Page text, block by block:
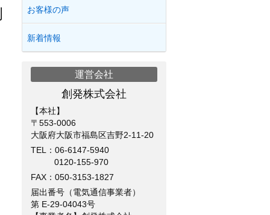
お客様の声
新着情報
運営会社
創発株式会社
【本社】
〒553-0006
大阪府大阪市福島区吉野2-11-20
TEL： 06-6147-5940
0120-155-970
FAX：050-3153-1827
届出番号（電気通信事業者）
第 E-29-04043号